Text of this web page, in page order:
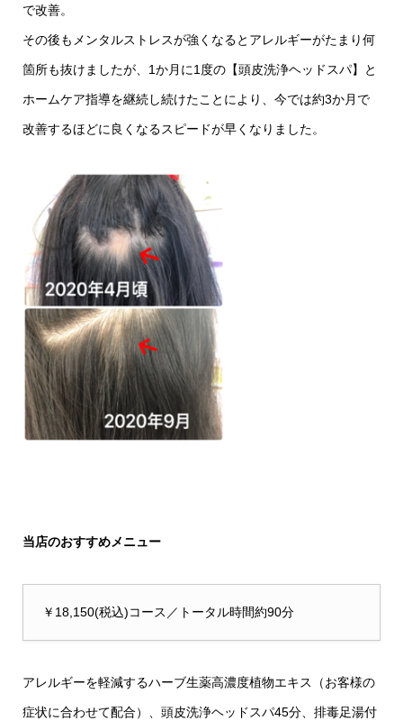
で改善。
その後もメンタルストレスが強くなるとアレルギーがたまり何
箇所も抜けましたが、1か月に1度の【頭皮洗浄ヘッドスパ】と
ホームケア指導を継続し続けたことにより、今では約3か月で
改善するほどに良くなるスピードが早くなりました。
当店のおすすめメニュー
￥18,150(税込)コース／トータル時間約90分
アレルギーを軽減するハーブ生薬高濃度植物エキス（お客様の
症状に合わせて配合） 、頭皮洗浄ヘッドスパ45分、排毒足湯付